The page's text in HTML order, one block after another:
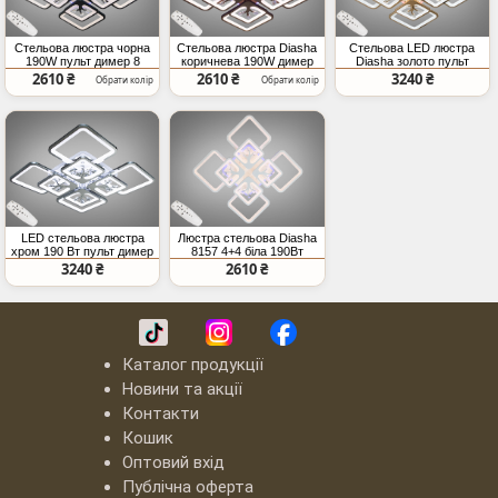
Стельова люстра чорна
190W пульт димер 8
модулів
2610 ₴ Обрати колір
Стельова люстра Diasha
коричнева 190W димер
пульт
2610 ₴ Обрати колір
Стельова LED люстра
Diasha золото пульт
димер
3240 ₴
LED стельова люстра
хром 190 Вт пульт димер
3240 ₴
Люстра стельова Diasha
8157 4+4 біла 190Вт
димер
2610 ₴
Каталог продукції
Новини та акції
Контакти
Кошик
Оптовий вхід
Публічна оферта